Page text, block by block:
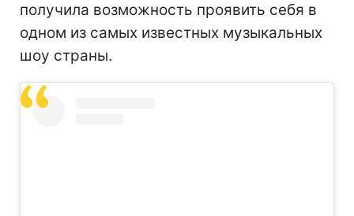
получила возможность проявить себя в
одном из самых известных музыкальных
шоу страны.